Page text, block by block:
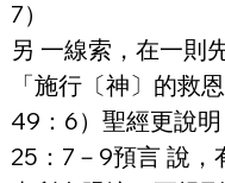
7）
另 一線索，在一則
「施行〔神〕的救
49：6）聖經更說
25：7－9預言 說，